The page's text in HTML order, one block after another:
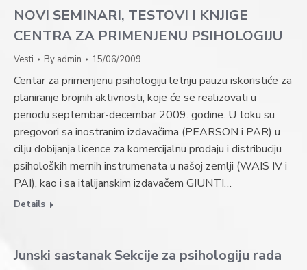
NOVI SEMINARI, TESTOVI I KNJIGE
CENTRA ZA PRIMENJENU PSIHOLOGIJU
Vesti By admin 15/06/2009
Centar za primenjenu psihologiju letnju pauzu iskoristiće za
planiranje brojnih aktivnosti, koje će se realizovati u
periodu septembar-decembar 2009. godine. U toku su
pregovori sa inostranim izdavačima (PEARSON i PAR) u
cilju dobijanja licence za komercijalnu prodaju i distribuciju
psiholoških mernih instrumenata u našoj zemlji (WAIS IV i
PAI), kao i sa italijanskim izdavačem GIUNTI…
Details
Junski sastanak Sekcije za psihologiju rada